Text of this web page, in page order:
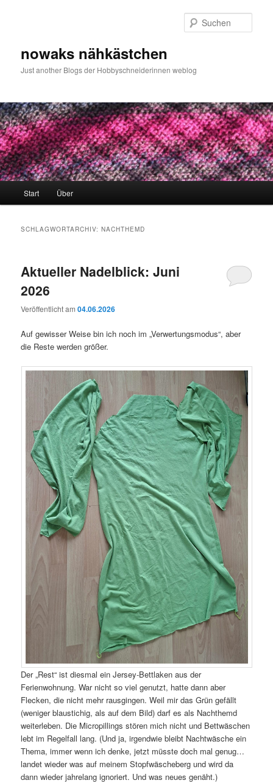
nowaks nähkästchen
Just another Blogs der Hobbyschneiderinnen weblog
Start Über
SCHLAGWORTARCHIV:NACHTHEMD
Aktueller Nadelblick: Juni
2026
Veröffentlicht am04.06.2026
Auf gewisser Weise bin ich noch im „Verwertungsmodus“, aber
die Reste werden größer.
Der „Rest“ ist diesmal ein Jersey-Bettlaken aus der
Ferienwohnung. War nicht so viel genutzt, hatte dann aber
Flecken, die nicht mehr rausgingen. Weil mir das Grün gefällt
(weniger blaustichig, als auf dem Bild) darf es als Nachthemd
weiterleben. Die Micropillings stören mich nicht und Bettwäschen
lebt im Regelfall lang. (Und ja, irgendwie bleibt Nachtwäsche ein
Thema, immer wenn ich denke, jetzt müsste doch mal genug…
landet wieder was auf meinem Stopfwäscheberg und wird da
dann wieder jahrelang ignoriert. Und was neues genäht.)